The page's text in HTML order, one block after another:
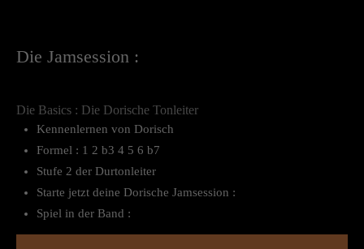
Die Jamsession :
Die Basics : Die Dorische Tonleiter
Kennenlernen von Dorisch
Formel : 1 2 b3 4 5 6 b7
Stufe 2 der Durtonleiter
Starte jetzt deine Dorische Jamsession :
Spiel in der Band :